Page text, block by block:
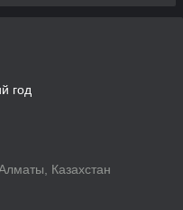
год
Казахстан